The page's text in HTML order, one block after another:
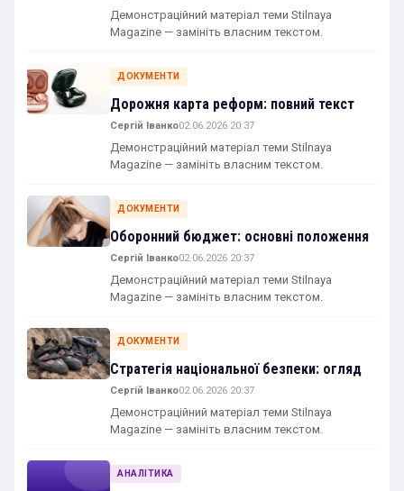
Демонстраційний матеріал теми Stilnaya
Magazine — замініть власним текстом.
ДОКУМЕНТИ
Дорожня карта реформ: повний текст
Сергій Іванко02.06.2026 20:37
Демонстраційний матеріал теми Stilnaya
Magazine — замініть власним текстом.
ДОКУМЕНТИ
Оборонний бюджет: основні положення
Сергій Іванко02.06.2026 20:37
Демонстраційний матеріал теми Stilnaya
Magazine — замініть власним текстом.
ДОКУМЕНТИ
Стратегія національної безпеки: огляд
Сергій Іванко02.06.2026 20:37
Демонстраційний матеріал теми Stilnaya
Magazine — замініть власним текстом.
АНАЛІТИКА